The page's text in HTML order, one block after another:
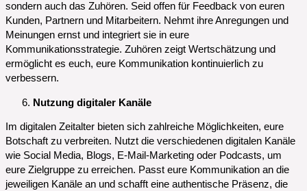
sondern auch das Zuhören. Seid offen für Feedback von euren
Kunden, Partnern und Mitarbeitern. Nehmt ihre Anregungen und
Meinungen ernst und integriert sie in eure
Kommunikationsstrategie. Zuhören zeigt Wertschätzung und
ermöglicht es euch, eure Kommunikation kontinuierlich zu
verbessern.
Nutzung digitaler Kanäle
Im digitalen Zeitalter bieten sich zahlreiche Möglichkeiten, eure
Botschaft zu verbreiten. Nutzt die verschiedenen digitalen Kanäle
wie Social Media, Blogs, E-Mail-Marketing oder Podcasts, um
eure Zielgruppe zu erreichen. Passt eure Kommunikation an die
jeweiligen Kanäle an und schafft eine authentische Präsenz, die